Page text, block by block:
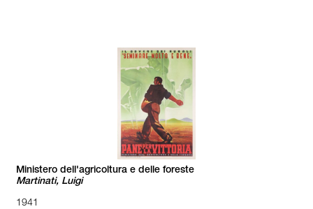
Ministero dell'agricoltura e delle foreste
Martinati, Luigi
1941